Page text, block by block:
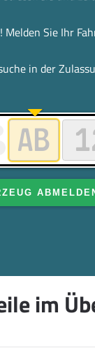
Sie Ihr
in der
im